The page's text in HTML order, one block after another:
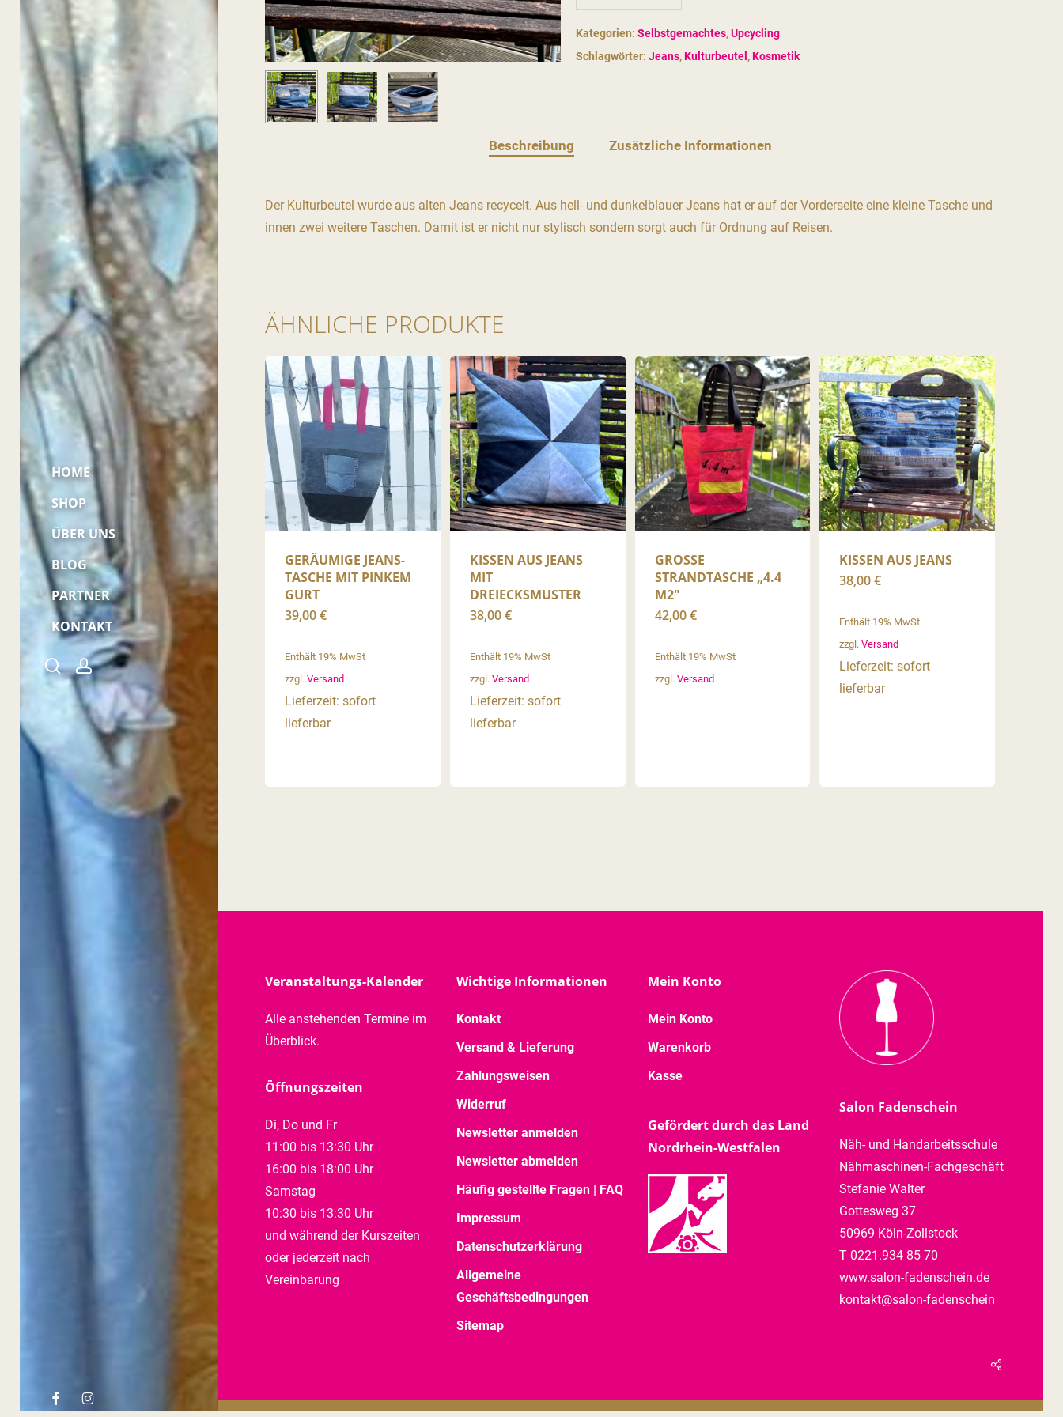
HOME
SHOP
ÜBER UNS
BLOG
PARTNER
KONTAKT
Kontakt
Mein Konto
Sitemap
searchaccount
facebookinstagram
Kategorien: Selbstgemachtes,Upcycling
Schlagwörter: Jeans,Kulturbeutel ,Kosmetik
Beschreibung Zusätzliche Informationen
Der Kulturbeutel wurde aus alten Jeans recycelt. Aus hell- und dunkelblauer Jeans hat er auf der Vorderseite eine kleine Tasche und
innen zwei weitere Taschen. Damit ist er nicht nur stylisch sondern sorgt auch für Ordnung auf Reisen.
ÄHNLICHE PRODUKTE
GERÄUMIGE JEANS-
TASCHE MIT PINKEM
GURT
39,00€
Enthält 19% MwSt
zzgl. Versand
Lieferzeit: sofort
lieferbar
KISSEN AUS JEANS
MIT
DREIECKSMUSTER
38,00€
Enthält 19% MwSt
zzgl. Versand
Lieferzeit: sofort
lieferbar
GROSSE S
TRANDTASCHE „4.4 M
2″
42,00€
Enthält 19% MwSt
zzgl. Versand
KISSEN AUS JEANS
38,00€
Enthält 19% MwSt
zzgl.Versand
Lieferzeit: sofort
lieferbar
Share
Veranstaltungs-Kalender
Alle anstehenden Termine im
Überblick.
Öffnungszeiten
Di, Do und Fr
11:00 bis 13:30 Uhr
16:00 bis 18:00 Uhr
Samstag
10:30 bis 13:30 Uhr
und während der Kurszeiten
oder jederzeit nach
Vereinbarung
Wichtige Informationen
Kontakt
Versand & Lieferung
Zahlungsweisen
Widerruf
Newsletter anmelden
Newsletter abmelden
Häufig gestellte Fragen | FAQ
Impressum
Datenschutzerklärung
Allgemeine
Geschäftsbedingungen
Sitemap
Mein Konto
Mein Konto
Warenkorb
Kasse
Gefördert durch das Land
Nordrhein-Westfalen
Salon Fadenschein
Näh- und Handarbeitsschule
Nähmaschinen-Fachgeschäft
Stefanie Walter
Gottesweg 37
50969 Köln-Zollstock
T 0221.934 85 70
www.salon-fadenschein.de
kontakt@salon-fadenschein